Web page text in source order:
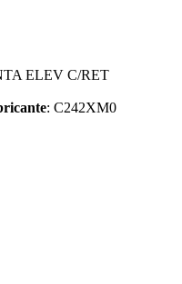
ELEV C/RET
: C242XM0